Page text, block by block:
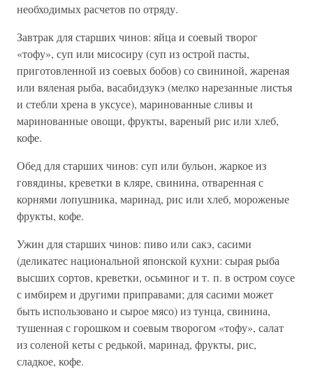
необходимых расчетов по отряду.
Завтрак для старших чинов: яйца и соевый творог
«тофу», суп или мисосиру (суп из острой пасты,
приготовленной из соевых бобов) со свининой, жареная
или вяленая рыба, васабидзукэ (мелко нарезанные листья
и стебли хрена в уксусе), маринованные сливы и
маринованные овощи, фрукты, вареный рис или хлеб,
кофе.
Обед для старших чинов: суп или бульон, жаркое из
говядины, креветки в кляре, свинина, отваренная с
корнями лопушника, маринад, рис или хлеб, мороженые
фрукты, кофе.
Ужин для старших чинов: пиво или сакэ, сасими
(деликатес национальной японской кухни: сырая рыба
высших сортов, креветки, осьминог и т. п. в остром соусе
с имбирем и другими приправами; для сасими может
быть использовано и сырое мясо) из тунца, свинина,
тушенная с горошком и соевым творогом «тофу», салат
из соленой кеты с редькой, маринад, фрукты, рис,
сладкое, кофе.